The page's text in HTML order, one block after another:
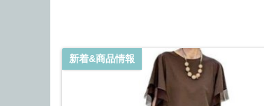
新着&商品情報